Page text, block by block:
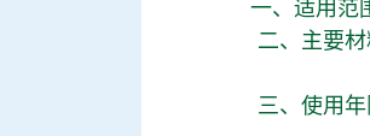
一、适用范围
二、主要材料
三、使用年